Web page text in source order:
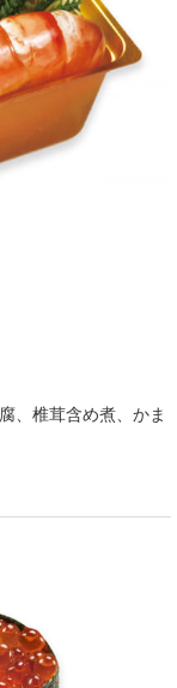
、椎茸含め煮、かま